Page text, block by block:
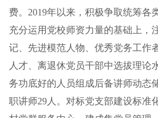
费。2019年以来，积极争取统筹各
充分运用党校师资力量的基础上，
记、先进模范人物、优秀党务工作
人才、离退休党员干部中选拔理论
务功底好的人员组成后备讲师动态
职讲师29人。对标党支部建设标准